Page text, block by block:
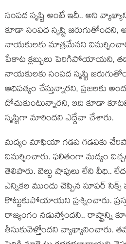
సంప‌ద సృష్టి అంటే ఇదీ.. అని
కూడా సంప‌ద సృష్టి
నాయ‌కుల‌కు మాత్ర‌మేన‌ని
పేకాట క్ల‌బ్బులు పెరిగిపోయాయ‌ని,
నాయ‌కులకు సంప‌ద సృష్టి
ఆధిపత్యం చేస్తున్నార‌ని, ప్ర‌జ‌ల‌కు
దోచుకుంటున్నార‌ని, ఇది కూడా
సృష్టిగా మారింద‌ని ఎద్దేవా చేశారు.
మ‌ద్యం మాఫియా గ‌డ‌ప గ‌డ‌ప‌కు
విమ‌ర్శించారు. ఫ‌లితంగా మ‌ద్యం
తెలిపారు. బెల్టు షాపులు లేని వీధి..
ఎన్నిక‌ల ముందు చెప్పిన సూప‌ర్
కొట్టుకుపోయాయ‌ని ప్ర‌శ్నించారు.
రాజ్యంగం న‌డుస్తోంద‌ని.. రాష్ట్రాన్ని
తీసుకువెళ్తోంద‌ని